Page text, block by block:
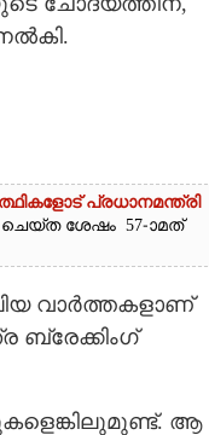
പ്രധാനമന്ത്രി
ശേഷം 57-ാമത്
വാർത്തകളാണ്
ആ